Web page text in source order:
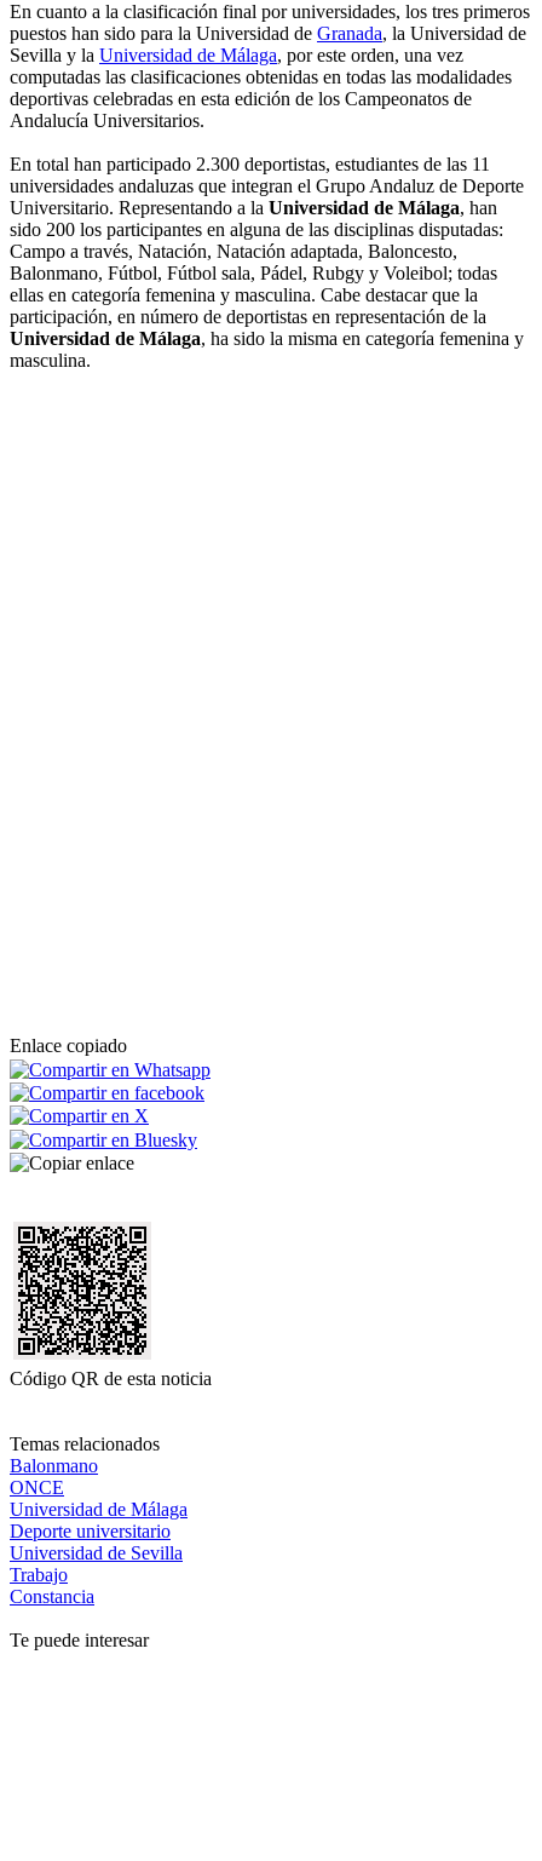
En cuanto a la clasificación final por universidades, los tres primeros
puestos han sido para la Universidad de Granada, la Universidad de
Sevilla y la Universidad de Málaga, por este orden, una vez
computadas las clasificaciones obtenidas en todas las modalidades
deportivas celebradas en esta edición de los Campeonatos de
Andalucía Universitarios.
En total han participado 2.300 deportistas, estudiantes de las 11
universidades andaluzas que integran el Grupo Andaluz de Deporte
Universitario. Representando a la Universidad de Málaga, han
sido 200 los participantes en alguna de las disciplinas disputadas:
Campo a través, Natación, Natación adaptada, Baloncesto,
Balonmano, Fútbol, Fútbol sala, Pádel, Rubgy y Voleibol; todas
ellas en categoría femenina y masculina. Cabe destacar que la
participación, en número de deportistas en representación de la
Universidad de Málaga, ha sido la misma en categoría femenina y
masculina.
Enlace copiado
Código QR de esta noticia
Temas relacionados
Balonmano
ONCE
Universidad de Málaga
Deporte universitario
Universidad de Sevilla
Trabajo
Constancia
Te puede interesar